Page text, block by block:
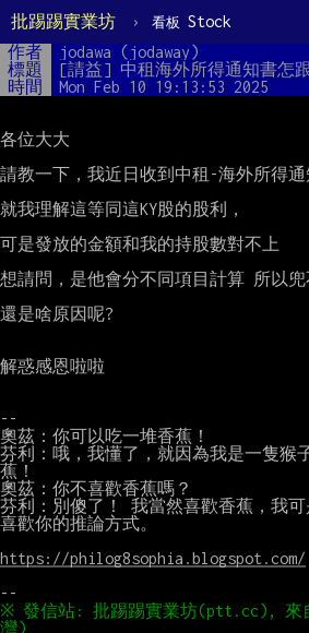
批踢踢實業坊 › 看板 Stock
作者 jodawa (jodaway)
標題
[請益] 中租海外所得通知書怎
時間
Mon Feb 10 19:13:53 2025
各位大大
請教一下，我近日收到中租-海外所得通
就我理解這等同這KY股的股利，
可是發放的金額和我的持股數對不上
想請問，是他會分不同項目計算 所以兜
還是啥原因呢?
解惑感恩啦啦
--
奧茲：你可以吃一堆香蕉！
芬利：哦，我懂了，就因為我是一隻猴
蕉！
奧茲：你不喜歡香蕉嗎？
芬利：別傻了！ 我當然喜歡香蕉，我
喜歡你的推論方式。
https://philog8sophia.blogspot.com/
※ 發信站: 批踢踢實業坊(ptt.cc), 來